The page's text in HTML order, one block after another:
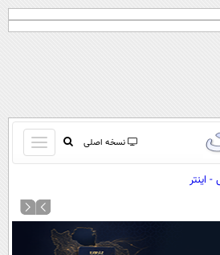
نسخه اصلی
باز
و
کردن
صفحه اول
آرشیو
اینتر